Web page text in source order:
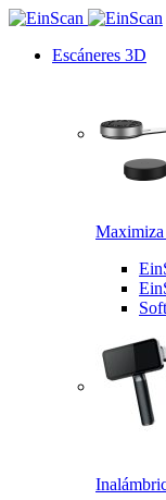
Escáneres 3D
Maximiza